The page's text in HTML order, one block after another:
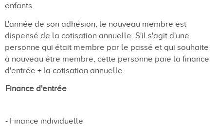
enfants.
L'année de son adhésion, le nouveau membre est
dispensé de la cotisation annuelle. S'il s'agit d'une
personne qui était membre par le passé et qui souhaite
à nouveau être membre, cette personne paie la finance
d'entrée + la cotisation annuelle.
Finance d'entrée
- Finance individuelle